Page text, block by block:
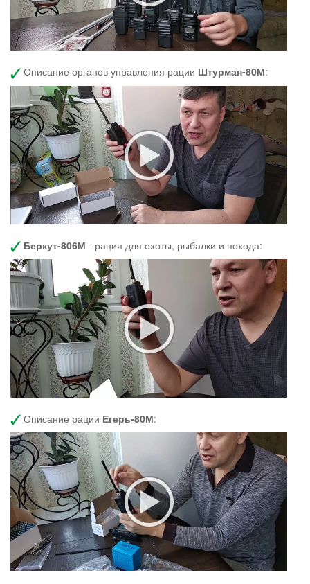
Описание органов управления рации Штурман-80М:
Беркут-806М - рация для охоты, рыбалки и похода:
Описание рации Егерь-80М: